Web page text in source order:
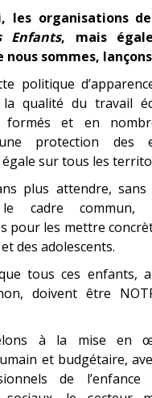
les organisations
Enfants, mais
nous sommes,
politique
qualité du travail
formés et en
une protection des
sur tous les
plus attendre, sans
cadre commun,
pour les mettre
des adolescents.
tous ces enfants,
doivent être
à la mise en
et budgétaire,
de